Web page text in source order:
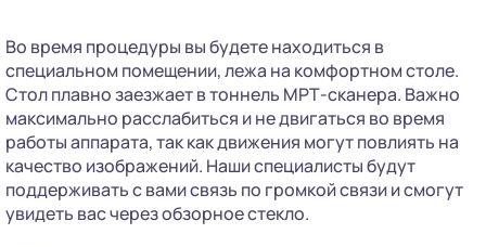
Во время процедуры вы будете находиться в
специальном помещении, лежа на комфортном столе.
Стол плавно заезжает в тоннель МРТ-сканера. Важно
максимально расслабиться и не двигаться во время
работы аппарата, так как движения могут повлиять на
качество изображений. Наши специалисты будут
поддерживать с вами связь по громкой связи и смогут
увидеть вас через обзорное стекло.